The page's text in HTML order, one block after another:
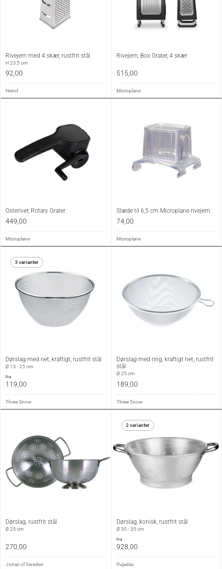
Rivejern med 4 skær, rustfrit stål
H 23,5 cm
92,00
Heirol
Rivejern, Box Grater, 4 skær
515,00
Microplane
Osteriver, Rotary Grater
449,00
Microplane
Slæde til 6,5 cm Microplane rivejern
74,00
Microplane
3 varianter
Dørslag med net, kraftigt, rustfrit stål
Ø 13 - 25 cm
fra
119,00
Three Snow
Dørslag med ring, kraftigt net, rustfrit
stål
Ø 25 cm
189,00
Three Snow
Dørslag, rustfrit stål
Ø 23 cm
270,00
Jonas of Sweden
2 varianter
Dørslag, konisk, rustfrit stål
Ø 30 - 35 cm
fra
928,00
Pujadas